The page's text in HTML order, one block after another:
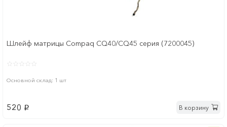
Шлейф матрицы Compaq CQ40/CQ45 серия (7200045)
Основной склад: 1 шт
520 p В корзину